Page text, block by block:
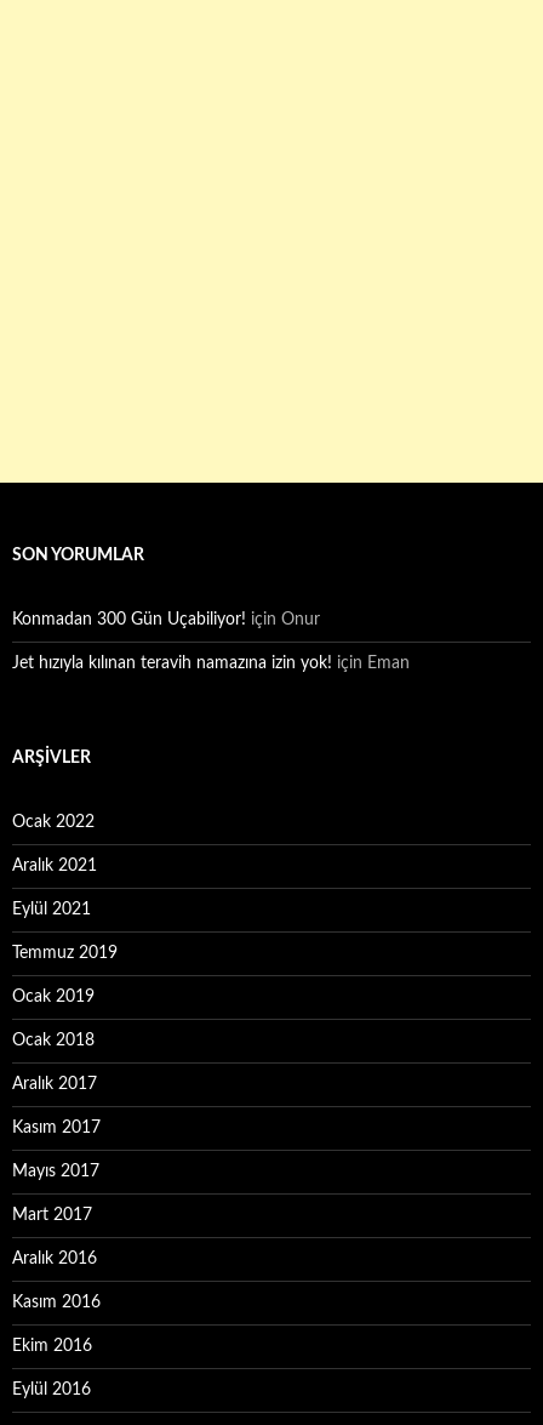
SON YORUMLAR
Konmadan 300 Gün Uçabiliyor! için Onur
Jet hızıyla kılınan teravih namazına izin yok! için Eman
ARŞIVLER
Ocak 2022
Aralık 2021
Eylül 2021
Temmuz 2019
Ocak 2019
Ocak 2018
Aralık 2017
Kasım 2017
Mayıs 2017
Mart 2017
Aralık 2016
Kasım 2016
Ekim 2016
Eylül 2016